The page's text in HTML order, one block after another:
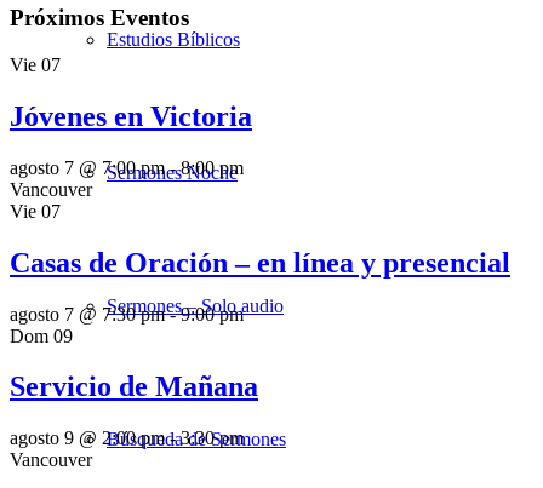
Estudios Bíblicos
Sermones Noche
Sermones – Solo audio
Búsqueda de Sermones
Próximos Eventos
Vie 07
Jóvenes en Victoria
agosto 7 @ 7:00 pm-8:00 pm
Vancouver
Vie 07
Casas de Oración – en línea y presencial
agosto 7 @ 7:30 pm-9:00 pm
Dom 09
Servicio de Mañana
agosto 9 @ 2:00 pm-3:30 pm
Vancouver